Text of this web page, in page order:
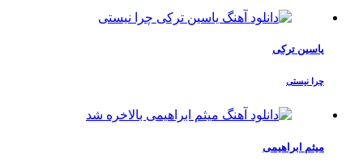
یاسین ترکی
چرا نیستی
میثم ابراهیمی